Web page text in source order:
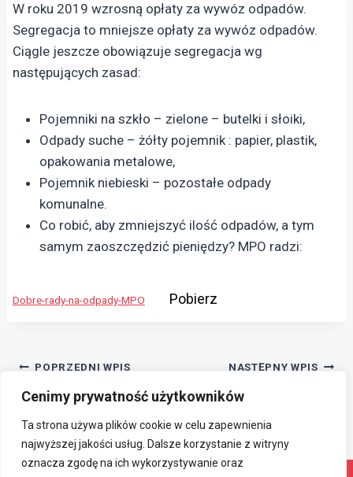
Cenimy prywatność użytkowników
Ta strona używa plików cookie w celu zapewnienia
najwyższej jakości usług. Dalsze korzystanie z witryny
oznacza zgodę na ich wykorzystywanie oraz
W roku 2019 wzrosną opłaty za wywóz odpadów.
Segregacja to mniejsze opłaty za wywóz odpadów.
Ciągle jeszcze obowiązuje segregacja wg
następujących zasad:
Pojemniki na szkło – zielone – butelki i słoiki,
Odpady suche – żółty pojemnik : papier, plastik,
opakowania metalowe,
Pojemnik niebieski – pozostałe odpady
komunalne.
Co robić, aby zmniejszyć ilość odpadów, a tym
samym zaoszczędzić pieniędzy? MPO radzi:
Dobre-rady-na-odpady-MPO Pobierz
Nawigacja
wpisu
POPRZEDNI WPIS
Wesołych Świąt
NASTĘPNY WPIS